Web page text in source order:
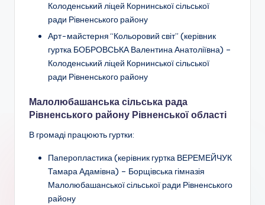
Колоденський ліцей Корнинської сільської
ради Рівненського району
Арт-майстерня “Кольоровий світ” (керівник
гуртка БОБРОВСЬКА Валентина Анатоліївна) –
Колоденський ліцей Корнинської сільської
ради Рівненського району
Малолюбашанська сільська рада
Рівненського району Рівненської області
В громаді працюють гуртки:
Паперопластика(керівник гуртка ВЕРЕМЕЙЧУК
Тамара Адамівна) – Борщівська гімназія
Малолюбашанської сільської ради Рівненського
району